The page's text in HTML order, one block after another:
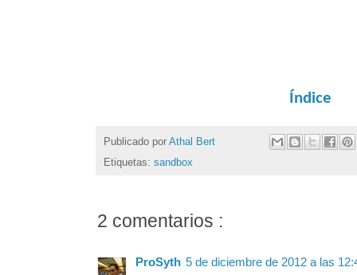
Índice
Publicado por Athal Bert
Etiquetas: sandbox
2 comentarios :
ProSyth 5 de diciembre de 2012 a las